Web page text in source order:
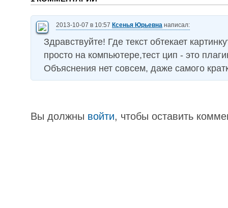
2013-10-07 в 10:57 Ксенья Юрьевна написал:
Здравствуйте! Где текст обтекает
просто на компьютере,тест цип - это
Объяснения нет совсем, даже самого
Вы должны войти, чтобы оставить